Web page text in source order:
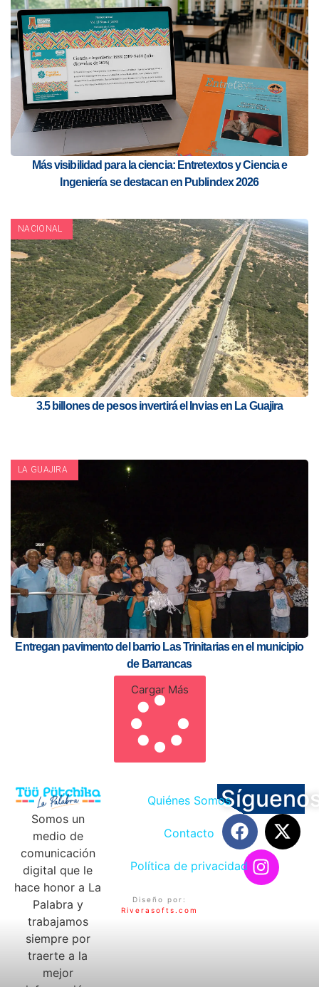
Más visibilidad para la ciencia: Entretextos y Ciencia e
Ingeniería se destacan en Publindex 2026
NACIONAL
3.5 billones de pesos invertirá el Invias en La Guajira
LA GUAJIRA
Entregan pavimento del barrio Las Trinitarias en el municipio
de Barrancas
Cargar Más
Somos un
medio de
comunicación
digital que le
hace honor a La
Palabra y
trabajamos
siempre por
traerte a la
mejor
Quiénes Somos
Contacto
Política de privacidad
Diseño por:
Riverasofts.com